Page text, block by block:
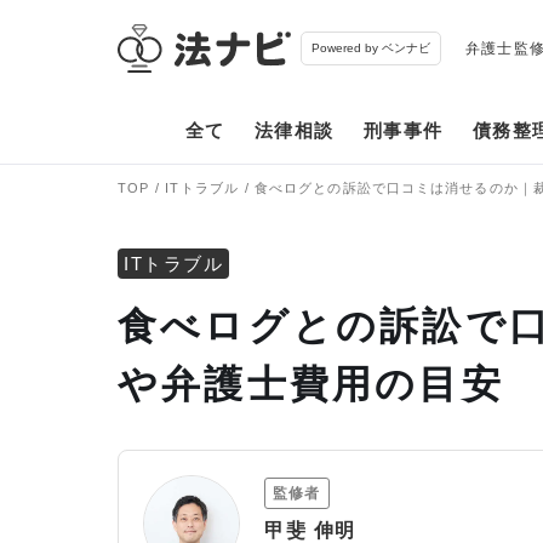
Powered by ベンナビ 弁護士監
全て 法律相談 刑事事件 債務整
TOP ITトラブル 食べログとの訴訟で口コミは消せるのか｜
ITトラブル
食べログとの訴訟で
や弁護士費用の目安
監修者
甲斐 伸明